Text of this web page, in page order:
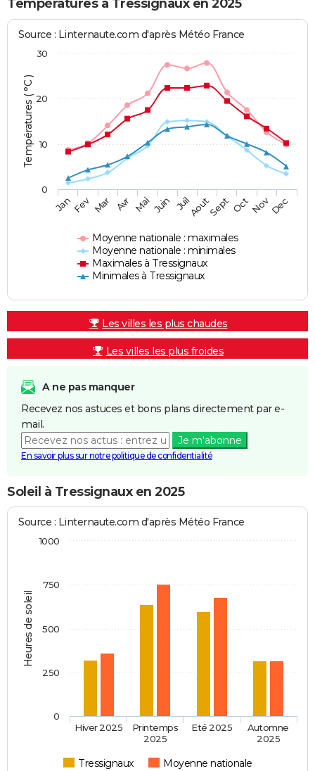
Températures à Tressignaux en 2025
Températures ( °C )
Source : Linternaute.com d'après Météo France
Moyenne nationale : maximales
Moyenne nationale : minimales
Maximales à Tressignaux
Minimales à Tressignaux
JanFev Mar Avr Mai Juin JuilAoutSept OctNovDec
0
10
20
30
Les villes les plus chaudes
Les villes les plus froides
A ne pas manquer
Recevez nos astuces et bons plans directement par e-
mail.
Je m'abonne
En savoir plus sur notre politique de confidentialité
Soleil à Tressignaux en 2025
Heures de soleil
Source : Linternaute.com d'après Météo France
Tressignaux Moyenne nationale
Hiver 2025
Printemps
2025
Eté 2025
Automne
2025
0
250
500
750
1000